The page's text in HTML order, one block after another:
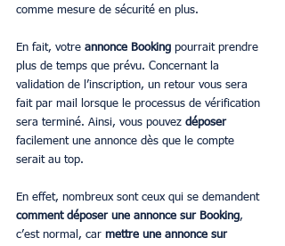
comme mesure de sécurité en plus.
En fait, votre annonce Booking pourrait prendre
plus de temps que prévu. Concernant la
validation de l’inscription, un retour vous sera
fait par mail lorsque le processus de vérification
sera terminé. Ainsi, vous pouvez déposer
facilement une annonce dès que le compte
serait au top.
En effet, nombreux sont ceux qui se demandent
comment déposer une annonce sur Booking,
c’est normal, car mettre une annonce sur